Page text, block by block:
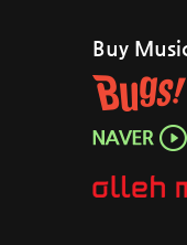
Buy